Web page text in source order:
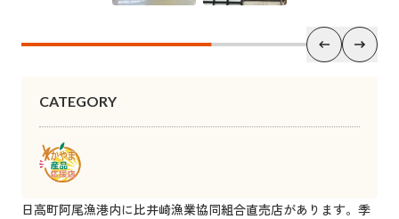
CATEGORY
日高町阿尾漁港内に比井崎漁業協同組合直売店があります。季